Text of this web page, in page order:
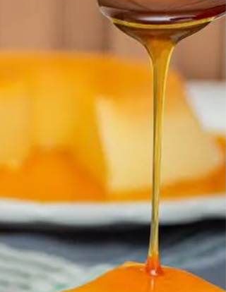
pato inteiro 1 litro de tucupi 1 maço de jambu
2 cebolas picadas 2 dentes de alho